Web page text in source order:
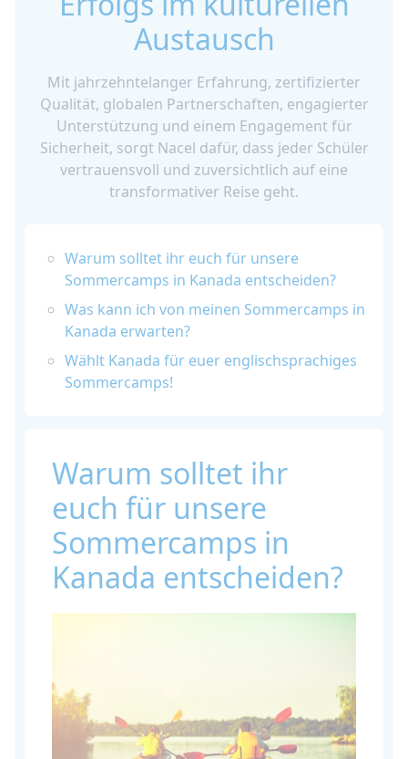
Austausch
Mit jahrzehntelanger Erfahrung, zertifizierter
Qualität, globalen Partnerschaften, engagierter
Unterstützung und einem Engagement für
Sicherheit, sorgt Nacel dafür, dass jeder Schüler
vertrauensvoll und zuversichtlich auf eine
transformativer Reise geht.
Warum solltet ihr euch für unsere
Sommercamps in Kanada entscheiden?
Was kann ich von meinen Sommercamps in
Kanada erwarten?
Wählt Kanada für euer englischsprachiges
Sommercamps!
Warum solltet ihr
euch für unsere
Sommercamps in
Kanada entscheiden?